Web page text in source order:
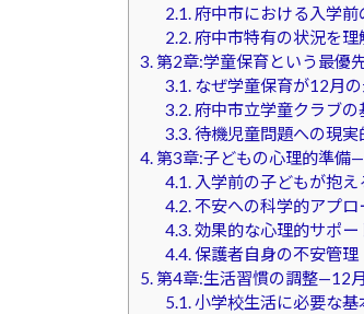
2.1.府中市における入学前
2.2.府中市特有の状況を理
3.第2章:学童保育という最優
3.1.なぜ学童保育が12月
3.2.府中市立学童クラブの
3.3.待機児童問題への現実
4.第3章:子どもの心理的準備
4.1.入学前の子どもが抱え
4.2.不安への科学的アプロ
4.3.効果的な心理的サポー
4.4.保護者自身の不安管理
5.第4章:生活習慣の調整—12
5.1.小学校生活に必要な基